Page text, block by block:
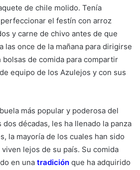
de chile molido. Tenía
el festín con arroz
y carne de chivo antes de que
las once de la mañana para dirigirse
bolsas de comida para compartir
equipo de los Azulejos y con sus
más popular y poderosa del
décadas, les ha llenado la panza
la mayoría de los cuales han sido
lejos de su país. Su comida
en una tradición que ha adquirido